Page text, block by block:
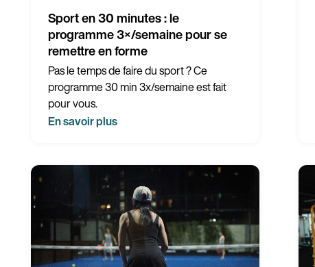
Sport en 30 minutes : le
programme 3×/semaine pour se
remettre en forme
Pas le temps de faire du sport ? Ce
programme 30 min 3x/semaine est fait
pour vous.
En savoir plus
Pays
Langue